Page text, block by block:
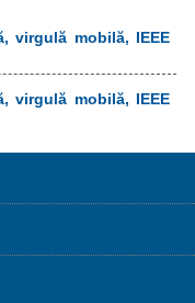
virgulă mobilă, IEEE
virgulă mobilă, IEEE